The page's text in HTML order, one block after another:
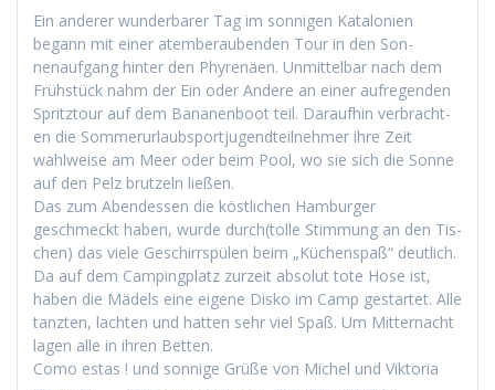
Ein ander­er wun­der­bar­er Tag im son­ni­gen Kat­alonien
begann mit ein­er atem­ber­auben­den Tour in den Son­
nenauf­gang hin­ter den Phyrenäen. Unmit­tel­bar nach dem
Früh­stück nahm der Ein oder Andere an ein­er aufre­gen­den
Spritz­tour auf dem Bana­nen­boot teil. Daraufhin ver­bracht­
en die Som­merurlaub­sportju­gendteil­nehmer ihre Zeit
wahlweise am Meer oder beim Pool, wo sie sich die Sonne
auf den Pelz brutzeln ließen.
Das zum Aben­dessen die köstlichen Ham­burg­er
geschmeckt haben, wurde durch(tolle Stim­mung an den Tis­
chen) das viele Geschirrspülen beim „Küchenspaß“ deut­lich.
Da auf dem Camp­ing­platz zurzeit abso­lut tote Hose ist,
haben die Mädels eine eigene Disko im Camp ges­tartet. Alle
tanzten, lacht­en und hat­ten sehr viel Spaß. Um Mit­ter­nacht
lagen alle in ihren Betten.
Como estas ! und son­nige Grüße von Michel und Viktoria